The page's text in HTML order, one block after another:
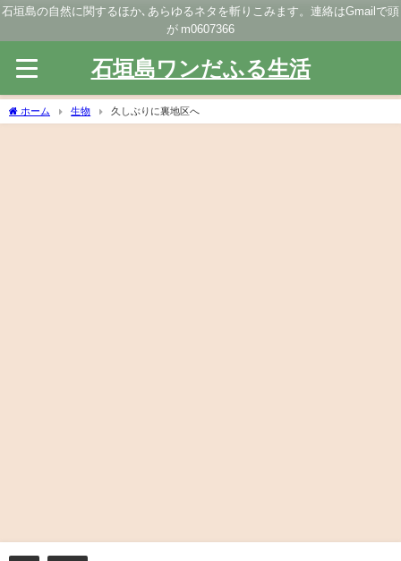
石垣島の自然に関するほか､あらゆるネタを斬りこみます。連絡はGmailで頭
が m0607366
石垣島ワンだふる生活
ホーム 生物 久しぶりに裏地区へ